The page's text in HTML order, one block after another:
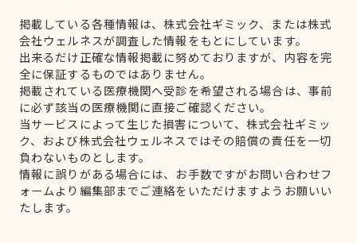
掲載している各種情報は、株式会社ギミック、または株式
会社ウェルネスが調査した情報をもとにしています。
出来るだけ正確な情報掲載に努めておりますが、内容を完
全に保証するものではありません。
掲載されている医療機関へ受診を希望される場合は、事前
に必ず該当の医療機関に直接ご確認ください。
当サービスによって生じた損害について、株式会社ギミッ
ク、および株式会社ウェルネスではその賠償の責任を一切
負わないものとします。
情報に誤りがある場合には、お手数ですがお問い合わせフ
ォームより編集部までご連絡をいただけますようお願いい
たします。